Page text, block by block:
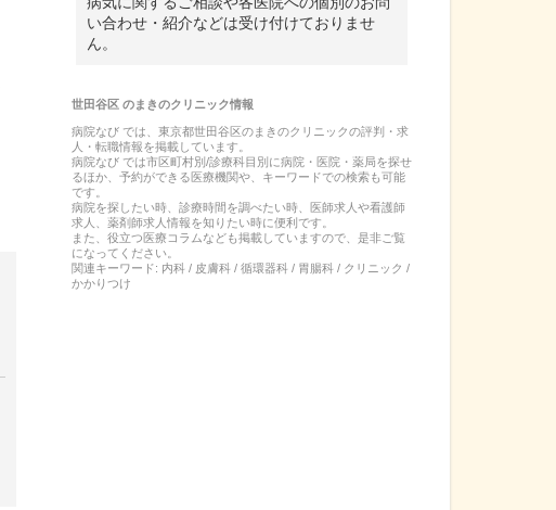
い合わせ・紹介などは受け付けておりませ
ん。
世田谷区のまきのクリニック情報
病院なび では、 東京都世田谷区のまきのクリニックの評判・求
人・転職情報を掲載しています。
病院なび では市区町村別/診療科目別に病院・医院・薬局を探せ
るほか、予約ができる医療機関や、キーワードでの検索も可能
です。
病院を探したい時、診療時間を調べたい時、医師求人や看護師
求人、薬剤師求人情報を知りたい時に便利です。
また、役立つ医療コラムなども掲載していますので、是非ご覧
になってください。
関連キーワード: 内科 / 皮膚科 / 循環器科 / 胃腸科 / クリニック /
かかりつけ